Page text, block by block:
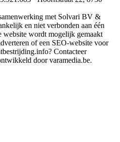
met Solvari BV &
en niet verbonden aan één
wordt mogelijk gemaakt
of een SEO-website voor
Contacteer
door varamedia.be.